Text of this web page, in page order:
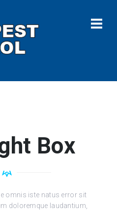
Box
omnis iste natus error sit
doloremque laudantium,